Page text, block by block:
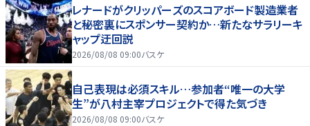
レナードがクリッパーズのスコアボード製造業者
と秘密裏にスポンサー契約か‬…新たなサラリーキ
ャップ迂回説
2026/08/08 09:00バスケ
自己表現は必須スキル…参加者“唯一の大学
生”が八村主宰プロジェクトで得た気づき
2026/08/08 09:00バスケ